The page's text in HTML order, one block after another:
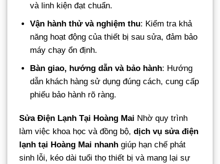
và linh kiện đạt chuẩn.
Vận hành thử và nghiệm thu: Kiểm tra khả
năng hoạt động của thiết bị sau sửa, đảm bảo
máy chạy ổn định.
Bàn giao, hướng dẫn và bảo hành: Hướng
dẫn khách hàng sử dụng đúng cách, cung cấp
phiếu bảo hành rõ ràng.
Sửa Điện Lạnh Tại Hoàng Mai Nhờ quy trình
làm việc khoa học và đồng bộ, dịch vụ sửa điện
lạnh tại Hoàng Mai nhanh giúp hạn chế phát
sinh lỗi, kéo dài tuổi thọ thiết bị và mang lại sự